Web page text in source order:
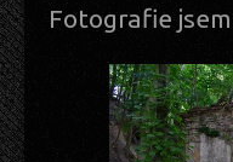
Fotografie